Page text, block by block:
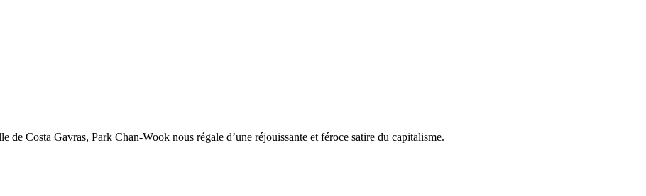
Costa Gavras, Park Chan-Wook nous régale d’une réjouissante et féroce satire du capitalisme.